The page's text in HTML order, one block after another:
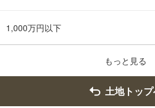
1,000万円以下
もっと見る
土地トッ